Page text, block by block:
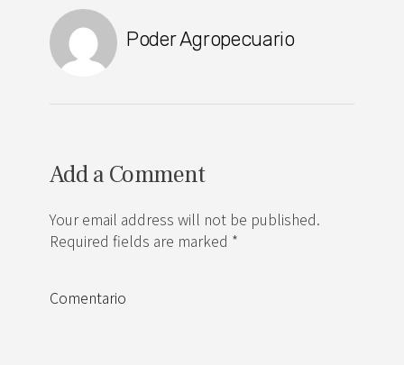
Poder Agropecuario
Add a Comment
Your email address will not be published.
Required fields are marked *
Comentario